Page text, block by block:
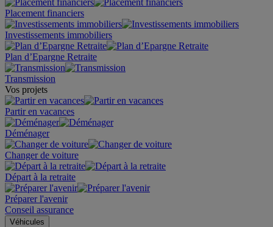
Placement financiers
Investissements immobiliers
Plan d’Epargne Retraite
Transmission
Vos projets
Partir en vacances
Déménager
Changer de voiture
Départ à la retraite
Préparer l'avenir
Conseil assurance
Véhicules